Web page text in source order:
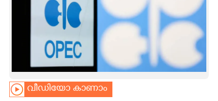
ASTRO
CARTOONS
വീഡിയോ കാണാം